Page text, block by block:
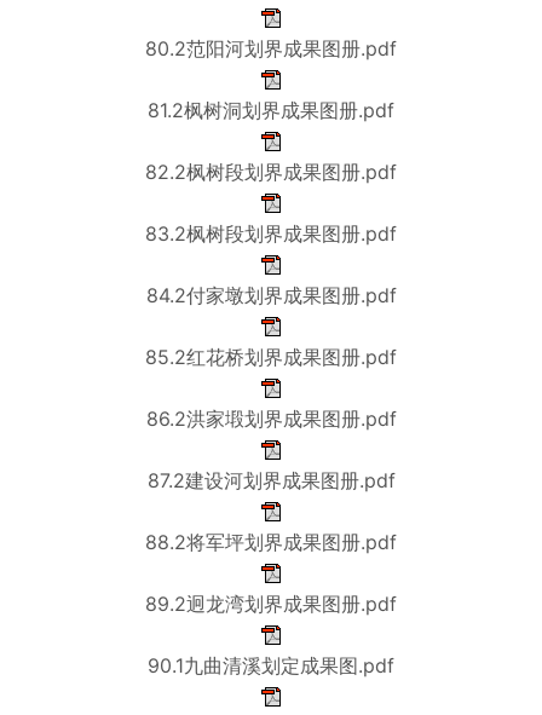
80.2范阳河划界成果图册.pdf
81.2枫树洞划界成果图册.pdf
82.2枫树段划界成果图册.pdf
83.2枫树段划界成果图册.pdf
84.2付家墩划界成果图册.pdf
85.2红花桥划界成果图册.pdf
86.2洪家塅划界成果图册.pdf
87.2建设河划界成果图册.pdf
88.2将军坪划界成果图册.pdf
89.2迥龙湾划界成果图册.pdf
90.1九曲清溪划定成果图.pdf